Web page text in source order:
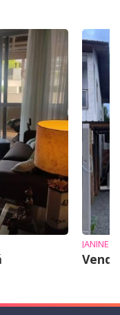
JANINE